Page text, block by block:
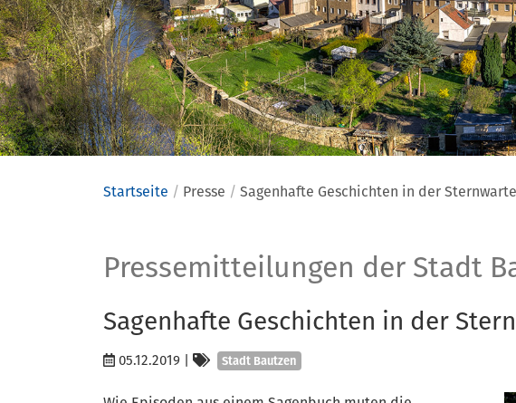
Startseite Presse Sagenhafte Geschichten in der Sternwarte
Presse
Pressemitteilungen der Stadt
Sagenhafte Geschichten in der
05.12.2019 | Kategorien
Stadt Bautzen